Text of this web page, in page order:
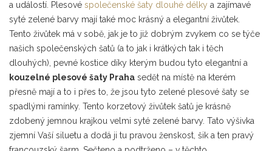
a událostí. Plesové společenské šaty dlouhé délky a zajímavé
syté zelené barvy mají také moc krásný a elegantní živůtek.
Tento živůtek má v sobě, jak je to již dobrým zvykem co se týče
našich společenských šatů (a to jak i krátkých tak i těch
dlouhých), pevné kostice díky kterým budou tyto elegantní a
kouzelné plesové šaty Praha sedět na místě na kterém
přesně mají a to i přes to, že jsou tyto zelené plesové šaty se
spadlými ramínky. Tento korzetový živůtek šatů je krásně
zdobený jemnou krajkou velmi syté zelené barvy. Tato výšivka
zjemní Vaší siluetu a dodá ji tu pravou ženskost, šik a ten pravý